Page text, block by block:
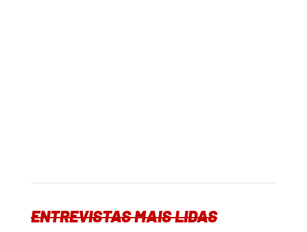
ENTREVISTAS MAIS LIDAS